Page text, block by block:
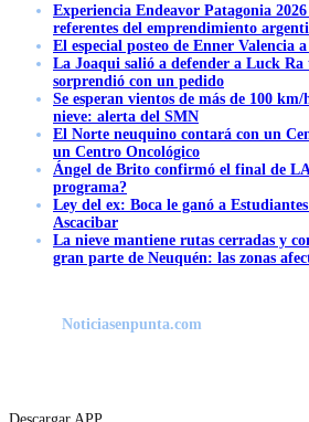
Experiencia Endeavor Patagonia
referentes del emprendimiento
El especial posteo de Enner Valencia
La Joaqui salió a defender a Luck
sorprendió con un pedido
Se esperan vientos de más de 100
nieve: alerta del SMN
El Norte neuquino contará con un
un Centro Oncológico
Ángel de Brito confirmó el final de
programa?
Ley del ex: Boca le ganó a
Ascacibar
La nieve mantiene rutas cerradas y
gran parte de Neuquén: las zonas
Noticiasenpunta.com